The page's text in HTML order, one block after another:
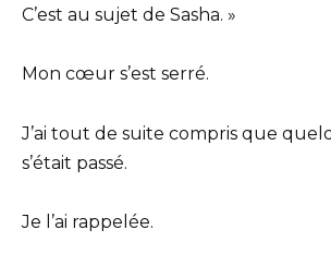
C’est au sujet de Sasha. »
Mon cœur s’est serré.
J’ai tout de suite compris que
s’était passé.
Je l’ai rappelée.